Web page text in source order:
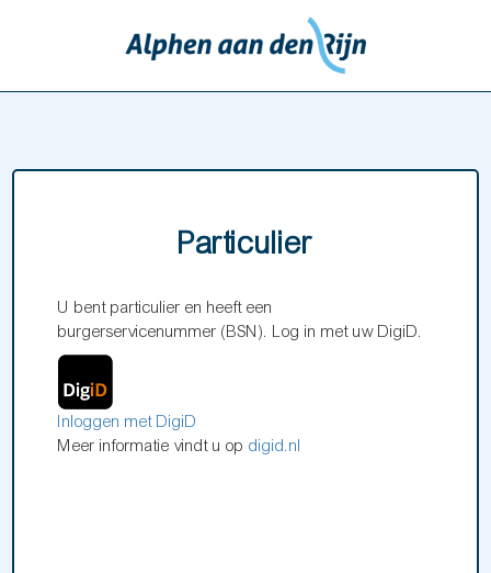
Particulier
U bent particulier en heeft een
burgerservicenummer (BSN). Log in met uw DigiD.
Inloggen met DigiD
Meer informatie vindt u opdigid.nl